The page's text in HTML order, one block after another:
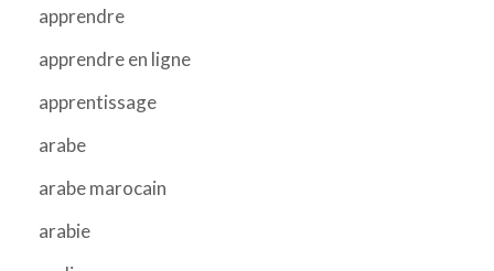
apprendre
apprendre en ligne
apprentissage
arabe
arabe marocain
arabie